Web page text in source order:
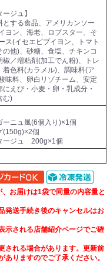
ジュ】
する食品、アメリカンソー
ヨン、海老、ロブスター、そ
ス(イセエビブイヨン、トマト
他)、砂糖、食塩、チキンコ
椒／増粘剤(加工でん粉)、トレ
色料(カラメル)、調味料(ア
味料、卵白リゾチーム、安定
えび・小麦・卵・乳成分・
む)
ーニュ風(6個入り)×1個
(150g)×2個
ージュ 200g×1個
お届けは1袋で同量の内容量と
発送手続き後のキャンセルはお
示される店舗紹介ページでご確
される場合があります。更新前
りますのでご了承ください。